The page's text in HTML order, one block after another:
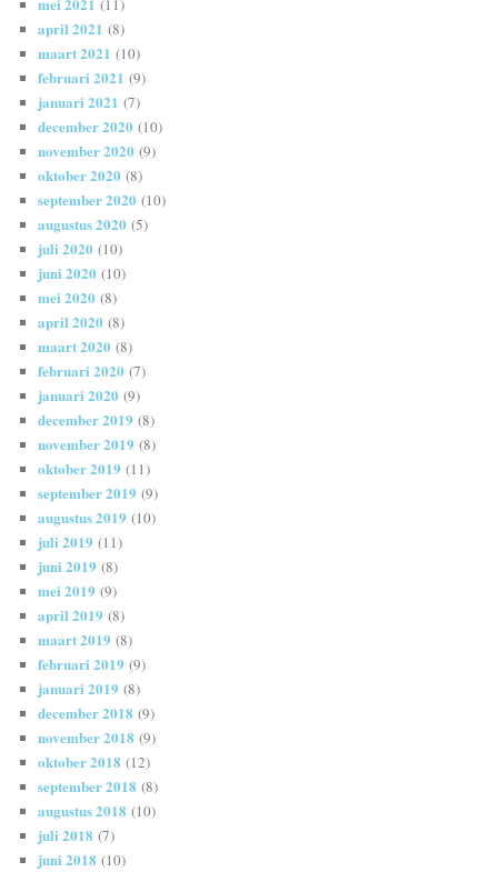
(11)
april 2021 (8)
maart 2021 (10)
februari 2021 (9)
januari 2021 (7)
december 2020 (10)
november 2020 (9)
oktober 2020 (8)
september 2020 (10)
augustus 2020 (5)
juli 2020 (10)
juni 2020 (10)
mei 2020 (8)
april 2020 (8)
maart 2020 (8)
februari 2020 (7)
januari 2020 (9)
december 2019 (8)
november 2019 (8)
oktober 2019 (11)
september 2019 (9)
augustus 2019 (10)
juli 2019 (11)
juni 2019 (8)
mei 2019 (9)
april 2019 (8)
maart 2019 (8)
februari 2019 (9)
januari 2019 (8)
december 2018 (9)
november 2018 (9)
oktober 2018 (12)
september 2018 (8)
augustus 2018 (10)
juli 2018 (7)
juni 2018 (10)